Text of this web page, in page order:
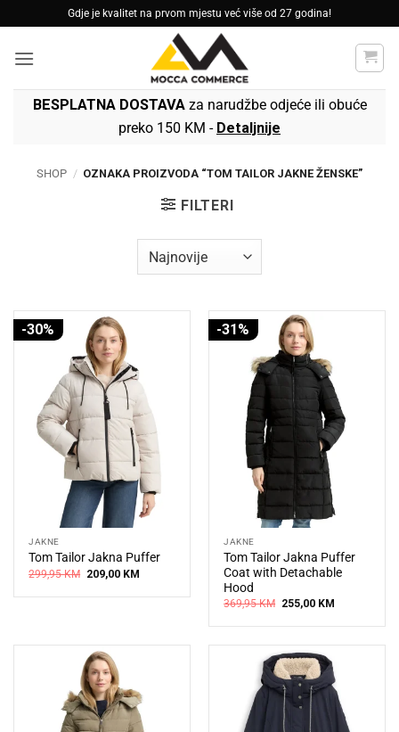
to
content
Gdje je kvalitet na prvom mjestu već više od 27 godina!
BESPLATNA DOSTAVAza narudžbe odjeće ili obuće
preko 150 KM - Detaljnije
SHOP / OZNAKA PROIZVODA “TOM TAILOR JAKNE ŽENSKE”
FILTERI
-30%
JAKNE
Tom Tailor Jakna Puffer
299,95KM Original
price
was:
209,00 KMCurrent
is:
-31%
JAKNE
Tom Tailor Jakna Puffer
Coat with Detachable
Hood
369,95KM Original
was:
255,00 KMCurrent
is: